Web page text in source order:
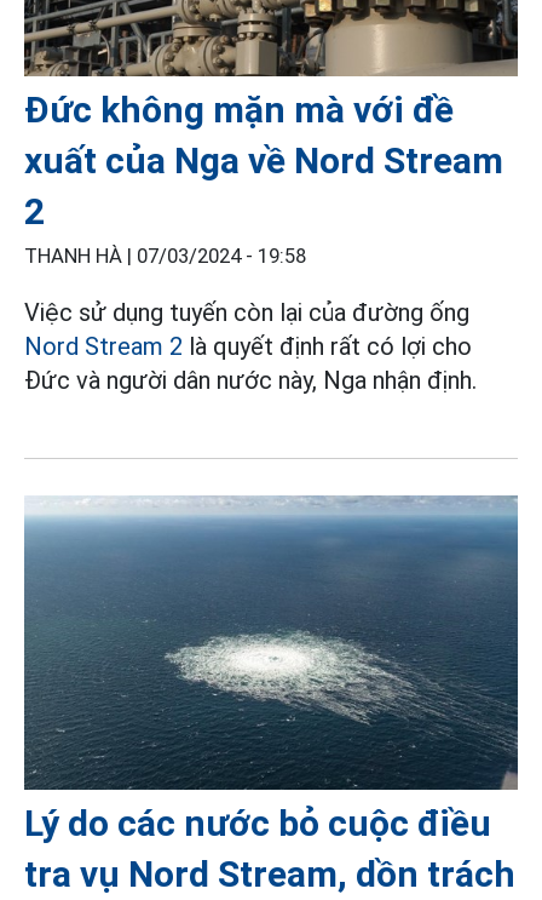
Đức không mặn mà với đề
xuất của Nga về Nord Stream
2
THANH HÀ | 07/03/2024 - 19:58
Việc sử dụng tuyến còn lại của đường ống
Nord Stream 2 là quyết định rất có lợi cho
Đức và người dân nước này, Nga nhận định.
Lý do các nước bỏ cuộc điều
tra vụ Nord Stream, dồn trách